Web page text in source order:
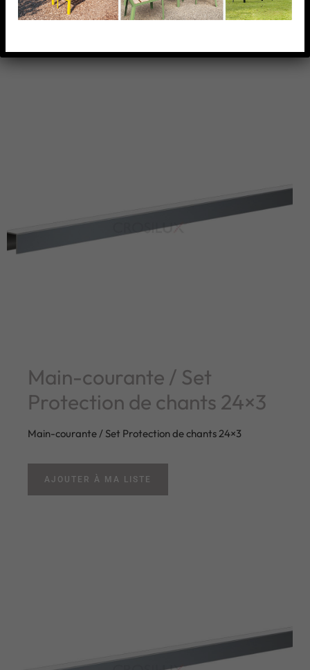
Main-courante / Set
Protection de chants 24×3
Main-courante / Set Protection de chants 24×3
AJOUTER À MA LISTE